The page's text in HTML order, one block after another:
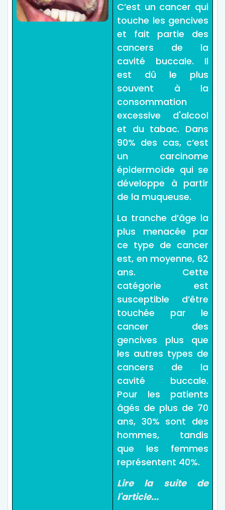
C’est un cancer qui
touche les gencives
et fait partie des
cancers de la
cavité buccale. Il
est dû le plus
souvent à la
consommation
excessive d'alcool
et du tabac. Dans
90% des cas, c’est
un carcinome
épidermoïde qui se
développe à partir
de la muqueuse.
La tranche d’âge la
plus menacée par
ce type de cancer
est, en moyenne, 62
ans. Cette
catégorie est
susceptible d’être
touchée par le
cancer des
gencives plus que
les autres types de
cancers de la
cavité buccale.
Pour les patients
âgés de plus de 70
ans, 30% sont des
hommes, tandis
que les femmes
représentent 40%.
Lire la suite de
l'article...